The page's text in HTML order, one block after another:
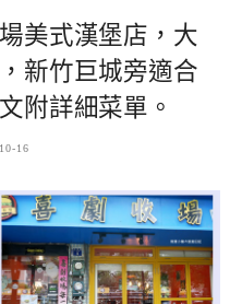
美式漢堡店，大
新竹巨城旁適合
附詳細菜單。
16